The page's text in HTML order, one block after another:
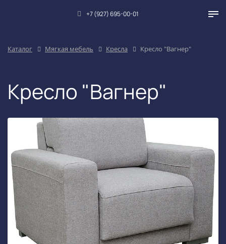
+7 (927) 695-00-01
Каталог Мягкая мебель Кресла Кресло "Вагнер"
Кресло "Вагнер"